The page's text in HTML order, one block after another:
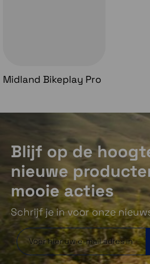
Midland Bikeplay Pro
Blijf op de
nieuwe
mooie acties
Schrijf je in voor onze